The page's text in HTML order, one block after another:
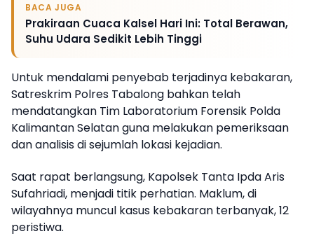
BACA JUGA
Prakiraan Cuaca Kalsel Hari Ini: Total Berawan,
Suhu Udara Sedikit Lebih Tinggi
Untuk mendalami penyebab terjadinya kebakaran,
Satreskrim Polres Tabalong bahkan telah
mendatangkan Tim Laboratorium Forensik Polda
Kalimantan Selatan guna melakukan pemeriksaan
dan analisis di sejumlah lokasi kejadian.
Saat rapat berlangsung, Kapolsek Tanta Ipda Aris
Sufahriadi, menjadi titik perhatian. Maklum, di
wilayahnya muncul kasus kebakaran terbanyak, 12
peristiwa.